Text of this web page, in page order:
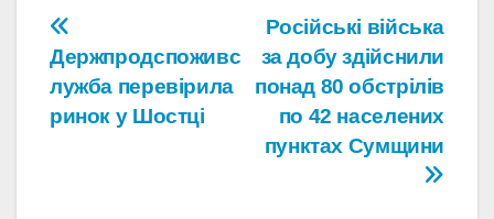
Навігація
записів
Російські війська
за добу здійснили
понад 80 обстрілів
по 42 населених
пунктах Сумщини
Держпродспоживс
лужба перевірила
ринок у Шостці